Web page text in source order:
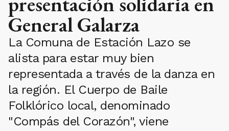
General Galarza
La Comuna de Estación Lazo se
alista para estar muy bien
representada a través de la danza en
la región. El Cuerpo de Baile
Folklórico local, denominado
"Compás del Corazón", viene